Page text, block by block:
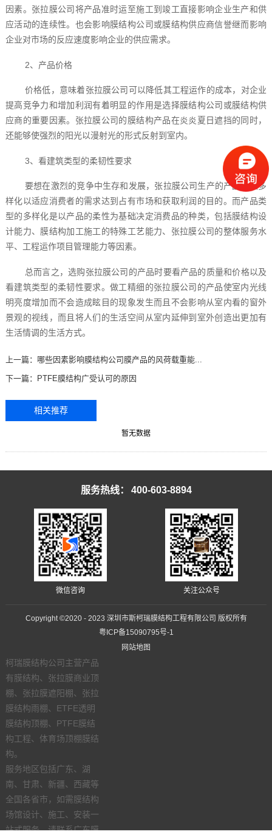
因素。张拉膜公司将产品准时运至施工到竣工直接影响企业生产和供
应活动的连续性。也会影响膜结构公司或膜结构供应商信誉继而影响
企业对市场的反应速度影响企业的供应需求。
2、产品价格
价格低，意味着张拉膜公司可以降低其工程运作的成本，对企业
提高竞争力和增加利润有着明显的作用是选择膜结构公司或膜结构供
应商的重要因素。张拉膜公司的膜结构产品在炎炎夏日遮挡的同时，
还能够使强烈的阳光以漫射光的形式反射到室内。
3、看建筑类型的柔韧性要求
要想在激烈的竞争中生存和发展，张拉膜公司生产的产品必须多
样化以适应消费者的需求达到占有市场和获取利润的目的。而产品类
型的多样化是以产品的柔性为基础决定消费品的种类，包括膜结构设
计能力、膜结构加工施工的特殊工艺能力、张拉膜公司的整体服务水
平、工程运作项目管理能力等因素。
总而言之，选购张拉膜公司的产品时要看产品的质量和价格以及
看建筑类型的柔韧性要求。做工精细的张拉膜公司的产品使室内光线
明亮度增加而不会造成眩目的现象发生而且不会影响从室内看的窗外
景观的视线，而且将人们的生活空间从室内延伸到室外创造出更加有
生活情调的生活方式。
上一篇： 哪些因素影响膜结构公司膜产品的风荷载重能...
下一篇： PTFE膜结构广受认可的原因
相关推荐
暂无数据
服务热线： 400-603-8894
微信咨询 关注公众号
Copyright ©2020 - 2023 深圳市斯柯瑞膜结构工程有限公司 版权所有
粤ICP备15090795号-1
网站地图
柯瑞膜结构公司主营产品
有膜结构、张拉膜商业顶
棚、张拉膜遮阳棚、张拉
膜结构雨棚、ETFE透明
膜结构顶棚、PTFE膜结
构工程、体育场顶棚膜结
构。
服务地区包括广东、湖
南、甘肃、新疆、西藏等
全国各省市，如需膜结构
场馆设计、施工、安装一
站式服务，请联系广东膜